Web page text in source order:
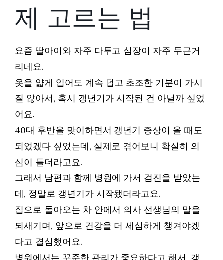
제 고르는 법
요즘 딸아이와 자주 다투고 심장이 자주 두근거
리네요.
옷을 얇게 입어도 계속 덥고 초조한 기분이 가시
질 않아서, 혹시 갱년기가 시작된 건 아닐까 싶었
어요.
40대 후반을 맞이하면서 갱년기 증상이 올 때도
되었겠다 싶었는데, 실제로 겪어보니 확실히 의
심이 들더라고요.
그래서 남편과 함께 병원에 가서 검진을 받았는
데, 정말로 갱년기가 시작됐더라고요.
집으로 돌아오는 차 안에서 의사 선생님의 말을
되새기며, 앞으로 건강을 더 세심하게 챙겨야겠
다고 결심했어요.
병원에서는 꾸준한 관리가 중요하다고 해서, 갱